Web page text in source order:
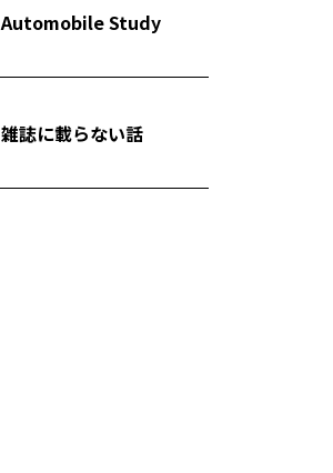
Automobile Study
雑誌に載らない話